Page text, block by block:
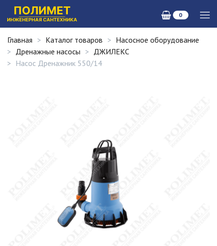
0
Главная Каталог товаров
Насосное оборудование
Дренажные насосы
ДЖИЛЕКС
Насос Дренажник 550/14